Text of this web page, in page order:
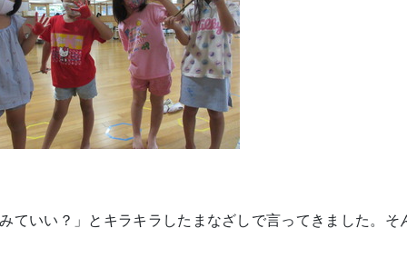
ていい？」とキラキラしたまなざしで言ってきました。そ